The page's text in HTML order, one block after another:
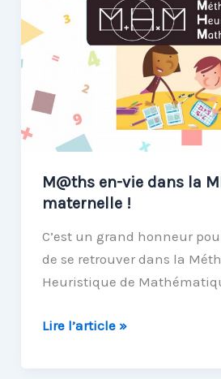
vie
lycée
là
M@ths en-vie dans la
maternelle !
C’est un grand honneur
de se retrouver dans la
Heuristique de
M@ths
Lire l’article »